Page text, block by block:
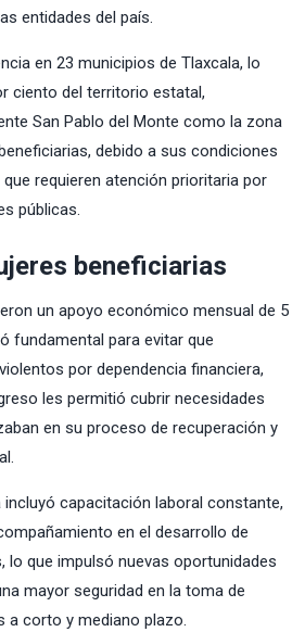
entidades del país.
en 23 municipios de Tlaxcala, lo
ciento del territorio estatal,
San Pablo del Monte como la zona
debido a sus condiciones
requieren atención prioritaria por
públicas.
beneficiarias
un apoyo económico mensual de 5
fundamental para evitar que
por dependencia financiera,
les permitió cubrir necesidades
en su proceso de recuperación y
capacitación laboral constante,
en el desarrollo de
lo que impulsó nuevas oportunidades
mayor seguridad en la toma de
a corto y mediano plazo.